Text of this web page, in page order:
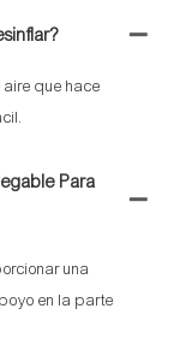
que hace
Para
una
en la parte